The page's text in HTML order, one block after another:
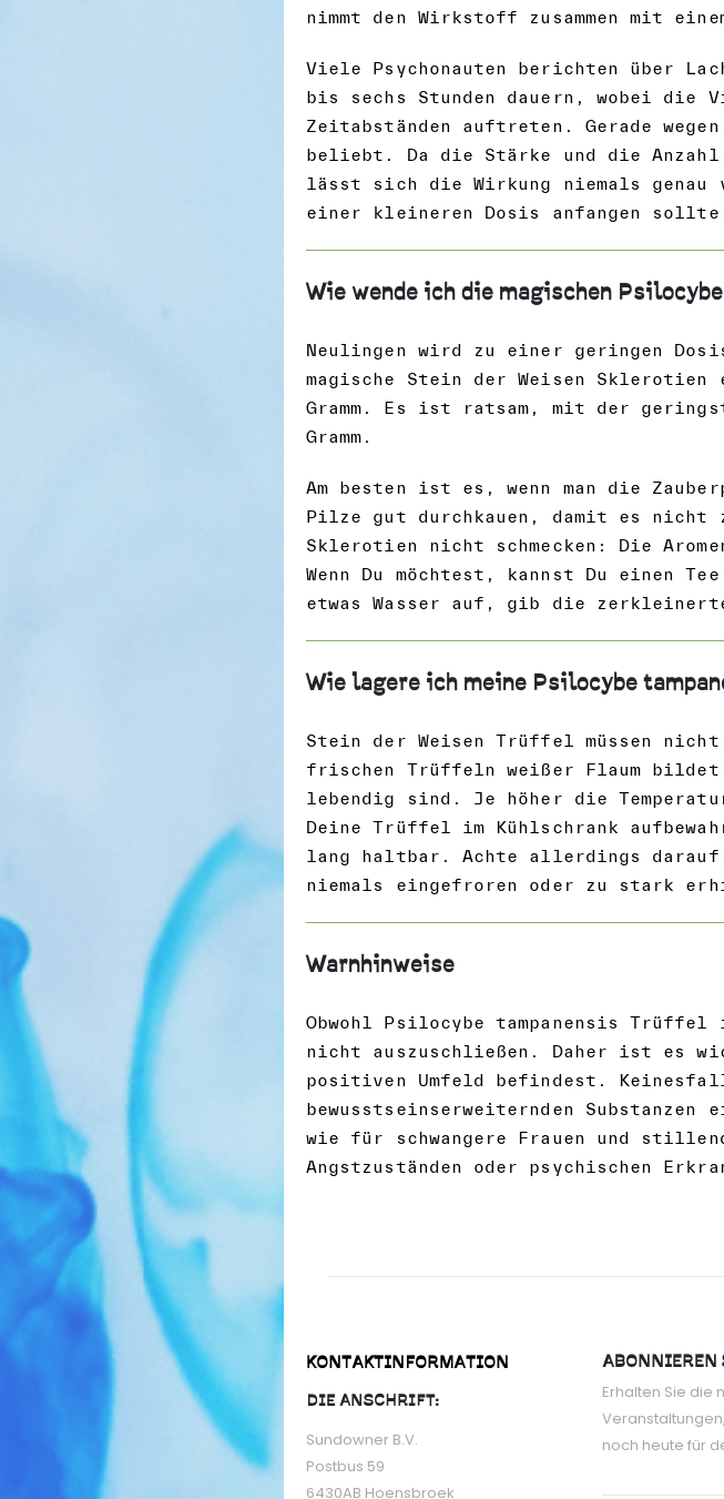
nimmt den Wirkstoff zusammen mit einem
Viele Psychonauten berichten über
bis sechs Stunden dauern, wobei die
Zeitabständen auftreten. Gerade
beliebt. Da die Stärke und die
lässt sich die Wirkung niemals
einer kleineren Dosis anfangen
Wie wende ich die magischen
Neulingen wird zu einer geringen
magische Stein der Weisen
Gramm. Es ist ratsam, mit der
Gramm.
Am besten ist es, wenn man die
Pilze gut durchkauen, damit es nicht
Sklerotien nicht schmecken: Die
Wenn Du möchtest, kannst Du einen
etwas Wasser auf, gib die
Wie lagere ich meine Psilocybe
Stein der Weisen Trüffel müssen
frischen Trüffeln weißer Flaum
lebendig sind. Je höher die
Deine Trüffel im Kühlschrank
lang haltbar. Achte allerdings
niemals eingefroren oder zu stark
Warnhinweise
Obwohl Psilocybe tampanensis
nicht auszuschließen. Daher ist es
positiven Umfeld befindest.
bewusstseinserweiternden
wie für schwangere Frauen und
Angstzuständen oder psychischen
KONTAKTINFORMATION
DIE ANSCHRIFT:
Sundowner B.V.
Postbus 59
6430AB Hoensbroek
ABONNIEREN
Erhalten Sie die
noch heute für